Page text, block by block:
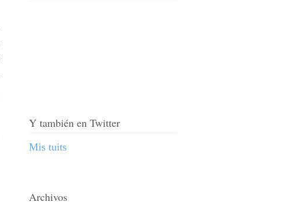
Y también en Twitter
Mis tuits
Archivos